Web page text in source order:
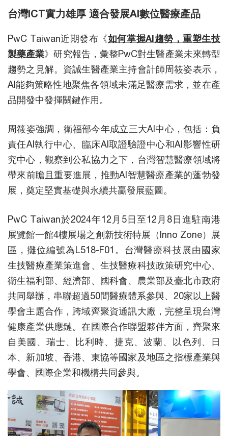
台灣ICT實力雄厚 適合發展AI數位醫療產品
PwC Taiwan近期發布《如何掌握AI趨勢，重塑生技
製藥產業》研究報告，彙整PwC對生醫產業未來轉型
趨勢之見解。資誠生醫產業主持會計師周筱姿表示，
AI能夠策略性地聚焦各領域未滿足醫療需求，並在產
品開發中發揮關鍵作用。
周筱姿強調，衛福部今年成立三大AI中心，包括：負
責任AI執行中心、臨床AI取證驗證中心和AI影響性研
究中心，觀察到公私協力之下，台灣智慧醫療領域將
帶來前瞻且重要進展，推動AI智慧醫療產業的蓬勃發
展，奠定堅實基礎與永續共贏發展藍圖。
PwC Taiwan於2024年12月5日至12月8日進駐南港
展覽館一館4樓展場之創新技術特展（Inno Zone）展
區，攤位編號為L518-F01。台灣醫療科技展由國家
生技醫療產業策進會、生技醫療科技政策研究中心、
衛生福利部、經濟部、國科會、農業部及臺北市政府
共同舉辦，串聯超過50間醫療體系參與、20家以上醫
學會主題合作，跨域齊聚資通訊大廠，完整呈現台灣
健康產業供應鏈。在國際合作聯盟夥伴方面，齊聚來
自美國、瑞士、比利時、捷克、波蘭、以色列、日
本、新加坡、香港、東協等國家及地區之指標產業與
學會、國際企業和機構共同參與。